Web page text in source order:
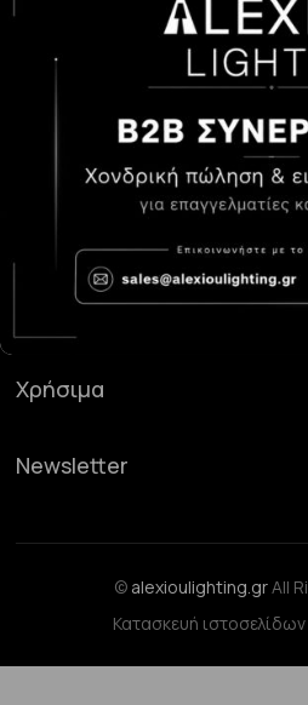
Κατάστημα Χαλάνδρι:
sales@alexioulighting.gr
210 283 0072
6983123181
Χρήσιμα
Newsletter
© alexioulighting.grAll
Κατασκευή